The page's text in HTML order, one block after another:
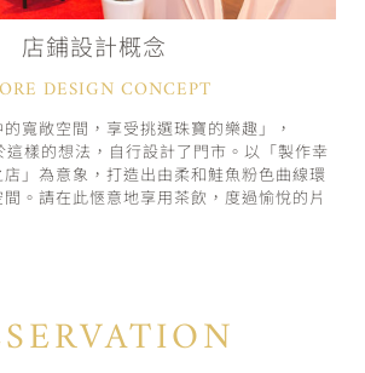
店鋪設計概念
DESIGN CONCEPT
的寬敞空間，享受挑選珠寶的樂趣」，
樣的想法，自行設計了門市。以「製作幸
」為意象，打造出由柔和鮭魚粉色曲線環
。請在此愜意地享用茶飲，度過愉悅的片